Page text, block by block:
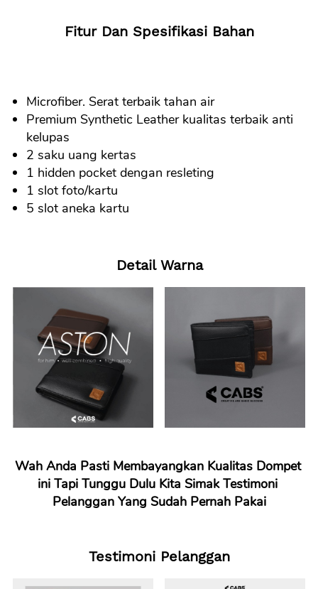
Fitur Dan Spesifikasi Bahan
Microfiber. Serat terbaik tahan air
Premium Synthetic Leather kualitas terbaik anti
kelupas
2 saku uang kertas
1 hidden pocket dengan resleting
1 slot foto/kartu
5 slot aneka kartu
Detail Warna
Wah Anda Pasti Membayangkan Kualitas Dompet
ini Tapi Tunggu Dulu Kita Simak Testimoni
Pelanggan Yang Sudah Pernah Pakai
Testimoni Pelanggan